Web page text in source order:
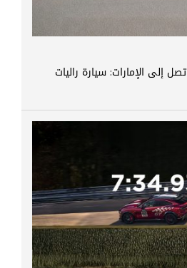
تويوتا GR Yaris 2026 تصل إلى الإمارات: سيارة راليات